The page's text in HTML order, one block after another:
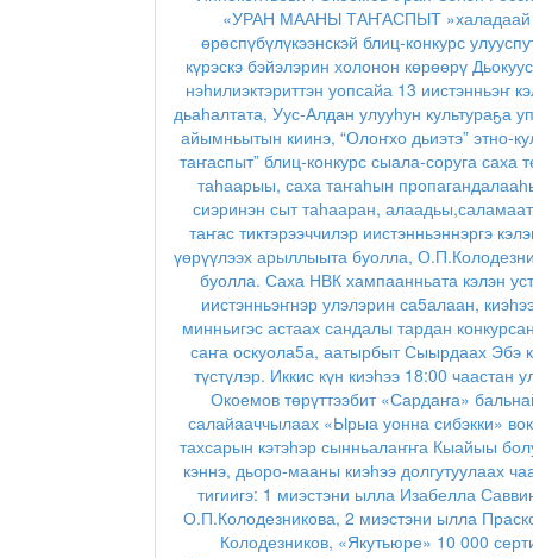
«УРАН МААНЫ ТАҤАСПЫТ »халадаай
өрөспүбүлүкээнскэй блиц-конкурс
күрэскэ бэйэлэрин холонон көрөөрү
нэһилиэктэриттэн уопсайа 13 иистэнньэҥ
дьаһалтата, Уус-Алдан улууһун
айымньытын киинэ, “Олоҥхо дьиэтэ” этно-
таҥаспыт” блиц-конкурс сыала-соруга саха
таһаарыы, саха таҥаһын
сиэринэн сыт таһааран,
таҥас тиктэрээччилэр иистэнньэннэргэ
үөрүүлээх арыллыыта буолла,
буолла. Саха НВК хампаанньата кэлэн
иистэнньэҥнэр улэлэрин са5алаан,
минньигэс астаах сандалы тардан
саҥа оскуола5а, аатырбыт Сыырдаах Эбэ
түстүлэр. Иккис күн киэһээ 18:00
Окоемов төрүттээбит «Сардаҥа»
салайааччылаах «Ырыа уонна сибэкки»
тахсарын кэтэһэр сынньалаҥҥа Кыайыы
кэннэ, дьоро-мааны киэһээ долгутуулаах
тигиигэ: 1 миэстэни ылла Изабелла
О.П.Колодезникова, 2 миэстэни ылла
Колодезников, «Якутьюре» 10 000